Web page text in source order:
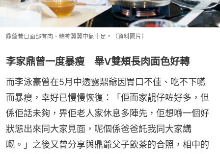
鼎爺昔日面部有肉、精神翼翼中氣十足。（資料圖片）
李家鼎曾一度暴瘦 舉V雙頰長肉面色好轉
而李泳豪曾在5月中透露鼎爺因胃口不佳、吃不下嚥
而暴瘦，幸好已慢慢恢復：「佢而家靚仔咗好多，但
係佢話未夠，畀佢老人家休息多陣先，佢想喺一個好
狀態出來同大家見面，呢個係爸爸託我同大家講
嘅。」之後又曾分享與鼎爺父子飲茶的合照，相中的